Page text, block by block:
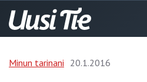
Minun tarinani 20.1.2016